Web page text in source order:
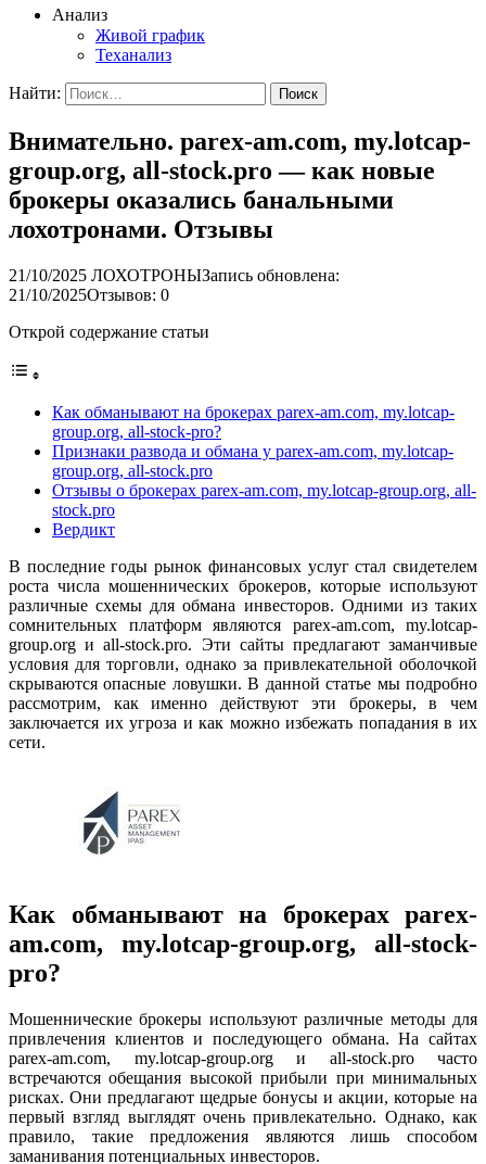
Анализ
Живой график
Теханализ
Найти:
Внимательно. parex-am.com, my.lotcap-
group.org, all-stock.pro — как новые
брокеры оказались банальными
лохотронами. Отзывы
21/10/2025 ЛОХОТРОНЫЗапись обновлена:
21/10/2025Отзывов: 0
Открой содержание статьи
Как обманывают на брокерах parex-am.com, my.lotcap-
group.org, all-stock-pro?
Признаки развода и обмана у parex-am.com, my.lotcap-
group.org, all-stock.pro
Отзывы о брокерах parex-am.com, my.lotcap-group.org, all-
stock.pro
Вердикт
В последние годы рынок финансовых услуг стал свидетелем
роста числа мошеннических брокеров, которые используют
различные схемы для обмана инвесторов. Одними из таких
сомнительных платформ являются parex-am.com, my.lotcap-
group.org и all-stock.pro. Эти сайты предлагают заманчивые
условия для торговли, однако за привлекательной оболочкой
скрываются опасные ловушки. В данной статье мы подробно
рассмотрим, как именно действуют эти брокеры, в чем
заключается их угроза и как можно избежать попадания в их
сети.
Как обманывают на брокерах parex-
am.com, my.lotcap-group.org, all-stock-
pro?
Мошеннические брокеры используют различные методы для
привлечения клиентов и последующего обмана. На сайтах
parex-am.com, my.lotcap-group.org и all-stock.pro часто
встречаются обещания высокой прибыли при минимальных
рисках. Они предлагают щедрые бонусы и акции, которые на
первый взгляд выглядят очень привлекательно. Однако, как
правило, такие предложения являются лишь способом
заманивания потенциальных инвесторов.